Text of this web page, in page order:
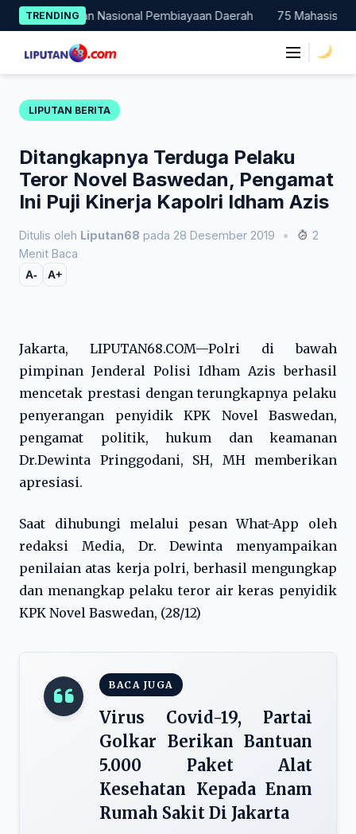
Skip
to
content
TRENDINGNasional Pembiayaan Daerah 75 Mahasiswa
LIPUTAN BERITA
Ditangkapnya Terduga Pelaku
Teror Novel Baswedan, Pengamat
Ini Puji Kinerja Kapolri Idham Azis
Ditulis oleh Liputan68 pada 28 Desember 2019 •
2
Menit Baca
A- A+
Jakarta, LIPUTAN68.COM—Polri di bawah
pimpinan Jenderal Polisi Idham Azis berhasil
mencetak prestasi dengan terungkapnya pelaku
penyerangan penyidik KPK Novel Baswedan,
pengamat politik, hukum dan keamanan
Dr.Dewinta Pringgodani, SH, MH memberikan
apresiasi.
Saat dihubungi melalui pesan What-App oleh
redaksi Media, Dr. Dewinta menyampaikan
penilaian atas kerja polri, berhasil mengungkap
dan menangkap pelaku teror air keras penyidik
KPK Novel Baswedan, (28/12)
BACA JUGA
Virus Covid-19, Partai
Golkar Berikan Bantuan
5.000 Paket Alat
Kesehatan Kepada Enam
Rumah Sakit Di Jakarta